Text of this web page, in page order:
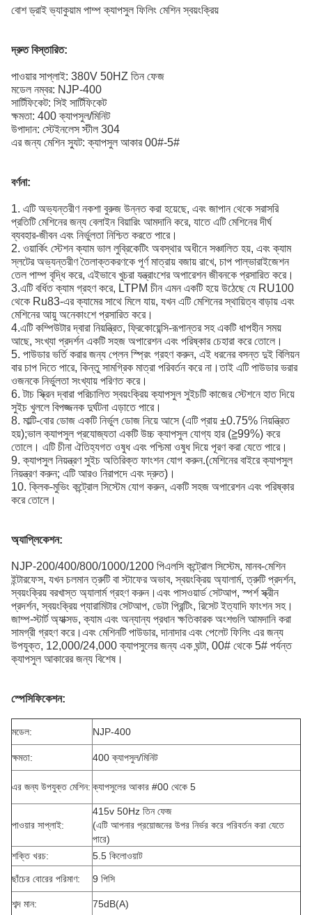
বোশ ড্রাই ভ্যাকুয়াম পাম্প ক্যাপসুল ফিলিং মেশিন স্বয়ংক্রিয়
দ্রুত বিস্তারিত:
পাওয়ার সাপ্লাই: 380V 50HZ তিন ফেজ
মডেল নম্বর: NJP-400
সার্টিফিকেট: সিই সার্টিফিকেট
ক্ষমতা: 400 ক্যাপসুল/মিনিট
উপাদান: স্টেইনলেস স্টীল 304
এর জন্য মেশিন স্যুট: ক্যাপসুল আকার 00#-5#
বর্ণনা:
1. এটি অভ্যন্তরীণ নকশা বুরুজ উন্নত করা হয়েছে, এবং জাপান থেকে সরাসরি
প্রতিটি মেশিনের জন্য বেলাইন বিয়ারিং আমদানি করে, যাতে এটি মেশিনের দীর্ঘ
ব্যবহার-জীবন এবং নির্ভুলতা নিশ্চিত করতে পারে।
2. ওয়ার্কিং স্টেশন ক্যাম ভাল লুব্রিকেটিং অবস্থার অধীনে সঞ্চালিত হয়, এবং ক্যাম
স্লটের অভ্যন্তরীণ তৈলাক্তকরণকে পূর্ণ মাত্রায় বজায় রাখে, চাপ পাল্ভারাইজেশন
তেল পাম্প বৃদ্ধি করে, এইভাবে খুচরা যন্ত্রাংশের অপারেশন জীবনকে প্রসারিত করে।
3.এটি বর্ধিত ক্যাম গ্রহণ করে, LTPM চীন এমন একটি হয়ে উঠেছে যে RU100
থেকে Ru83-এর ক্যামের সাথে মিলে যায়, যখন এটি মেশিনের স্থায়িত্ব বাড়ায় এবং
মেশিনের আয়ু অনেকাংশে প্রসারিত করে।
4.এটি কম্পিউটার দ্বারা নিয়ন্ত্রিত, ফ্রিকোয়েন্সি-রূপান্তর সহ একটি ধাপহীন সময়
আছে, সংখ্যা প্রদর্শন একটি সহজ অপারেশন এবং পরিষ্কার চেহারা করে তোলে।
5. পাউডার ভর্তি করার জন্য প্লেন স্প্রিং গ্রহণ করুন, এই ধরনের বসন্ত দুই বিলিয়ন
বার চাপ দিতে পারে, কিন্তু সামগ্রিক মাত্রা পরিবর্তন করে না।তাই এটি পাউডার ভরার
ওজনকে নির্ভুলতা সংখ্যায় পরিণত করে।
6. টাচ স্ক্রিন দ্বারা পরিচালিত স্বয়ংক্রিয় ক্যাপসুল সুইচটি কাজের স্টেশনে হাত দিয়ে
সুইচ খুললে বিপজ্জনক দুর্ঘটনা এড়াতে পারে।
8. মাল্টি-বোর ডোজ একটি নির্ভুল ডোজ নিয়ে আসে (এটি প্রায় ±0.75% নিয়ন্ত্রিত
হয়);ভাল ক্যাপসুল প্রযোজ্যতা একটি উচ্চ ক্যাপসুল যোগ্য হার (≧99%) করে
তোলে। এটি চীনা ঐতিহ্যগত ওষুধ এবং পশ্চিমা ওষুধ দিয়ে পূরণ করা যেতে পারে।
9. ক্যাপসুল নিয়ন্ত্রণ সুইচ অতিরিক্ত ফাংশন যোগ করুন.(মেশিনের বাইরে ক্যাপসুল
নিয়ন্ত্রণ করুন; এটি আরও নিরাপদে এবং দ্রুত)।
10. ক্লিক-মুভিং কন্ট্রোল সিস্টেম যোগ করুন, একটি সহজ অপারেশন এবং পরিষ্কার
করে তোলে।
অ্যাপ্লিকেশন:
NJP-200/400/800/1000/1200 পিএলসি কন্ট্রোল সিস্টেম, মানব-মেশিন
ইন্টারফেস, যখন চলমান ত্রুটি বা স্টাফের অভাব, স্বয়ংক্রিয় অ্যালার্ম, ত্রুটি প্রদর্শন,
স্বয়ংক্রিয় বরখাস্ত অ্যালার্ম গ্রহণ করুন।এবং পাসওয়ার্ড সেটআপ, স্পর্শ স্ক্রীন
প্রদর্শন, স্বয়ংক্রিয় প্যারামিটার সেটআপ, ডেটা প্রিন্টিং, রিসেট ইত্যাদি ফাংশন সহ।
জাম্প-স্টার্ট অ্যাক্সড, ক্যাম এবং অন্যান্য প্রধান ক্ষতিকারক অংশগুলি আমদানি করা
সামগ্রী গ্রহণ করে।এবং মেশিনটি পাউডার, দানাদার এবং পেলেট ফিলিং এর জন্য
উপযুক্ত, 12,000/24,000 ক্যাপসুলের জন্য এক ঘন্টা, 00# থেকে 5# পর্যন্ত
ক্যাপসুল আকারের জন্য বিশেষ।
স্পেসিফিকেশন:
মডেল: NJP-400
ক্ষমতা: 400 ক্যাপসুল/মিনিট
এর জন্য উপযুক্ত মেশিন: ক্যাপসুলের আকার #00 থেকে 5
পাওয়ার সাপ্লাই:
415v 50Hz তিন ফেজ
(এটি আপনার প্রয়োজনের উপর নির্ভর করে পরিবর্তন করা যেতে
পারে)
শক্তি খরচ:
5.5 কিলোওয়াট
ছাঁচের বোরের পরিমাণ: 9 পিসি
শব্দ মান: 75dB(A)